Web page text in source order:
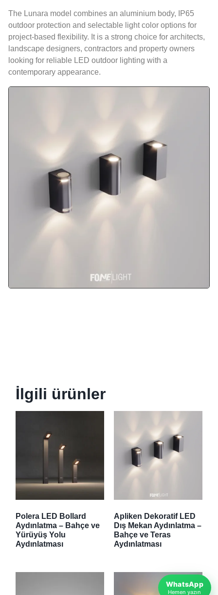
The Lunara model combines an aluminium body, IP65
outdoor protection and selectable light color options for
project-based flexibility. It is a strong choice for architects,
landscape designers, contractors and property owners
looking for reliable LED outdoor lighting with a
contemporary appearance.
İlgili ürünler
Polera LED Bollard
Aydınlatma – Bahçe ve
Yürüyüş Yolu
Aydınlatması
Apliken Dekoratif LED
Dış Mekan Aydınlatma –
Bahçe ve Teras
Aydınlatması
WhatsApp
Hemen yazın